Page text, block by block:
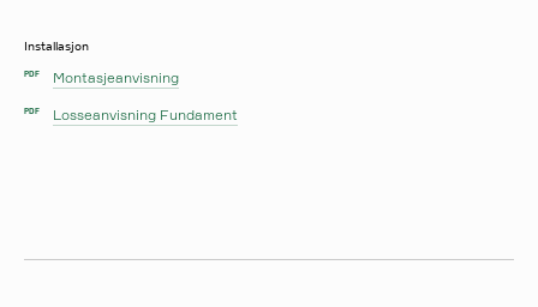
Installasjon
PDF Montasjeanvisning
PDF Losseanvisning Fundament